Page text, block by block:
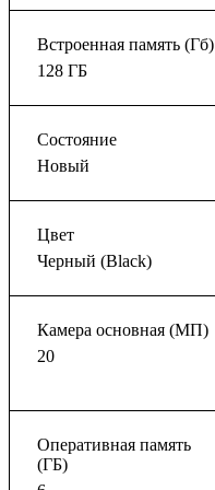
Встроенная память (Гб)
128 ГБ
Состояние
Новый
Цвет
Черный (Black)
Камера основная (МП)
20
Оперативная память
(ГБ)